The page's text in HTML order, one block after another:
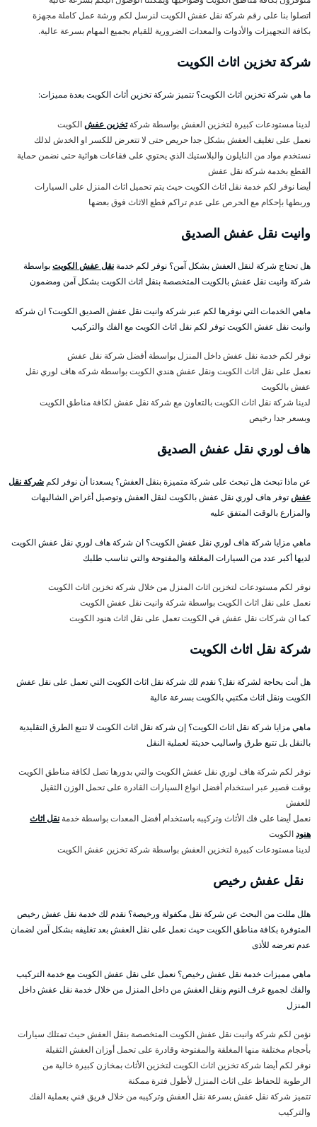
اتصلوا بنا على رقم شركة نقل عفش الكويت لنرسل لكم ورشة عمل كاملة مجهزة
بكافة التجهيزات والأدوات والمعدات الضرورية للقيام بجميع المهام بسرعة عالية.
شركة تخزين اثاث الكويت
ما هي شركة تخزين اثاث الكويت؟ تتميز شركة تخزين أثاث الكويت بعدة مميزات:
لدينا مستودعات كبيرة لتخزين العفش بواسطة شركةتخزين عفشالكويت
نعمل على تغليف العفش بشكل جدا حريص حتى لا تتعرض للكسر او الخدش لذلك
نستخدم مواد من النايلون والبلاستيك الذي يحتوي على فقاعات هوائية حتى نضمن حماية
القطع بخدمة شركة نقل عفش
أيضا نوفر لكم خدمة نقل اثاث الكويت حيث يتم تحميل اثاث المنزل على السيارات
وربطها بإحكام مع الحرص على عدم تراكم قطع الاثاث فوق بعضها
وانيت نقل عفش الصديق
هل تحتاج شركة لنقل العفش بشكل آمن؟ نوفر لكم خدمةنقل عفش الكويتبواسطة
شركة وانيت نقل عفش بالكويت المتخصصة بنقل اثاث الكويت بشكل آمن ومضمون
ماهي الخدمات التي نوفرها لكم عبر شركة وانيت نقل عفش الصديق الكويت؟ ان شركة
وانيت نقل عفش الكويت توفر لكم نقل اثاث الكويت مع الفك والتركيب
نوفر لكم خدمة نقل عفش داخل المنزل بواسطة أفضل شركة نقل عفش
نعمل على نقل اثاث الكويت ونقل عفش هندي الكويت بواسطة شركه هاف لوري نقل
عفش بالكويت
لدينا شركة نقل اثاث الكويت بالتعاون مع شركة نقل عفش لكافة مناطق الكويت
وبسعر جدا رخيص
هاف لوري نقل عفش الصديق
عن ماذا تبحث هل تبحث على شركة متميزة بنقل العفش؟ يسعدنا أن نوفر لكم شركة نقل
عفشتوفر هاف لوري نقل عفش بالكويت لنقل العفش وتوصيل أغراض الشاليهات
والمزارع بالوقت المتفق عليه
ماهي مزايا شركة هاف لوري نقل عفش الكويت؟ ان شركة هاف لوري نقل عفش الكويت
لديها أكبر عدد من السيارات المغلقة والمفتوحة والتي تناسب طلبك
نوفر لكم مستودعات لتخزين اثاث المنزل من خلال شركة تخزين اثاث الكويت
نعمل على نقل اثاث الكويت بواسطة شركة وانيت نقل عفش الكويت
كما ان شركات نقل عفش في الكويت تعمل على نقل اثاث هنود الكويت
شركة نقل اثاث الكويت
هل أنت بحاجة لشركة نقل؟ نقدم لك شركة نقل اثاث الكويت التي تعمل على نقل عفش
الكويت ونقل اثاث مكتبي بالكويت بسرعة عالية
ماهي مزايا شركة نقل اثاث الكويت؟ إن شركة نقل اثاث الكويت لا تتبع الطرق التقليدية
بالنقل بل تتبع طرق واساليب حديثة لعملية النقل
نوفر لكم شركة هاف لوري نقل عفش الكويت والتي بدورها تصل لكافة مناطق الكويت
بوقت قصير عبر استخدام أفضل انواع السيارات القادرة على تحمل الوزن الثقيل
للعفش
نعمل أيضا على فك الأثاث وتركيبه باستخدام أفضل المعدات بواسطة خدمة نقل اثاث
هنودالكويت
لدينا مستودعات كبيرة لتخزين العفش بواسطة شركة تخزين عفش الكويت
نقل عفش رخيص
هلل مللت من البحث عن شركة نقل مكفولة ورخيصة؟ نقدم لك خدمة نقل عفش رخيص
المتوفرة بكافة مناطق الكويت حيث نعمل على نقل العفش بعد تغليفه بشكل آمن لضمان
عدم تعرضه للأذى
ماهي مميزات خدمة نقل عفش رخيص؟ نعمل على نقل عفش الكويت مع خدمة التركيب
والفك لجميع غرف النوم ونقل العفش من داخل المنزل من خلال خدمة نقل عفش داخل
المنزل
نؤمن لكم شركة وانيت نقل عفش الكويت المتخصصة بنقل العفش حيث تمتلك سيارات
بأحجام مختلفة منها المغلقة والمفتوحة وقادرة على تحمل أوزان العفش الثقيلة
نوفر لكم أيضا شركة تخزين اثاث الكويت لتخزين الأثاث بمخازن كبيرة خالية من
الرطوبة للحفاظ على اثاث المنزل لأطول فترة ممكنة
تتميز شركة نقل عفش بسرعة نقل العفش وتركيبه من خلال فريق فني بعملية الفك
والتركيب